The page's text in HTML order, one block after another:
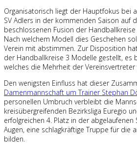
Organisatorisch liegt der Hauptfokus bei
SV Adlers in der kommenden Saison auf
beschlossenen Fusion der
Nach welchem Modell dies Geschehen
Verein mit abstimmen. Zur Disposition
der Handballkreise 3 Modelle gestellt, es
welches die Mehrheit der Vereinsvertreter
Den wenigsten Einfluss hat dieser
Damenmannschaft um Trainer Stephan
personellen Umbruch verbleibt die
kreisübergreifenden Bezirksliga Euregio
erfolgreichen 4. Platz in der abgelaufenen
Augen, eine schlagkräftige Truppe für die
bilden.